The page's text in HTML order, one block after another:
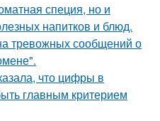
специя, но и
напитков и блюд.
тревожных сообщений о
что цифры в
главным критерием